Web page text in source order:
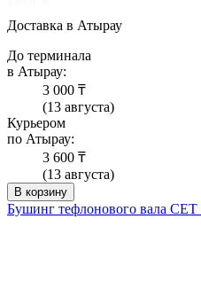
Доставка в Атырау
До терминала
в Атырау:
3 000 ₸
(13 августа)
Курьером
по Атырау:
3 600 ₸
(13 августа)
В корзину
Бушинг тефлонового вала